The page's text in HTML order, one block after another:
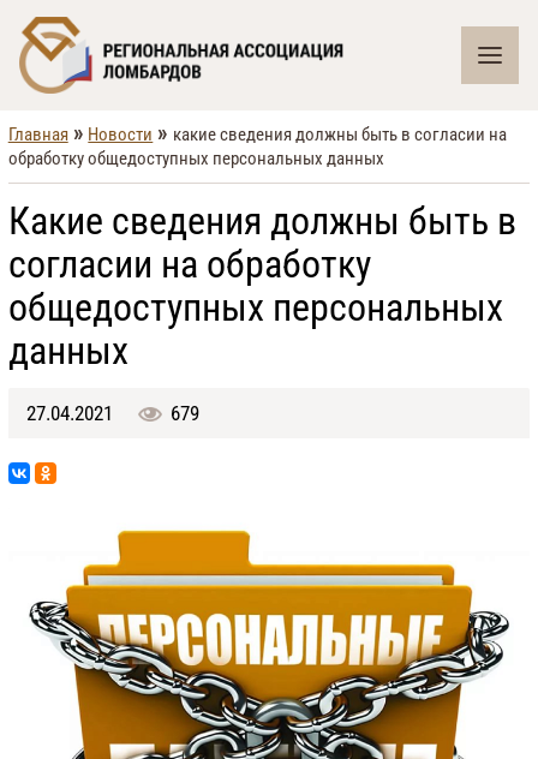
Главная » Новости » какие сведения должны быть в согласии на
обработку общедоступных персональных данных
Какие сведения должны быть в
согласии на обработку
общедоступных персональных
данных
27.04.2021 679